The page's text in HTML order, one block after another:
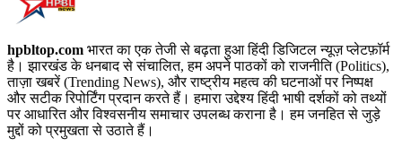
hpbltop.com भारत का एक तेजी से बढ़ता हुआ हिंदी डिजिटल न्यूज़ प्लेटफ़ॉर्म
है। झारखंड के धनबाद से संचालित, हम अपने पाठकों को राजनीति (Politics),
ताज़ा खबरें (Trending News), और राष्ट्रीय महत्व की घटनाओं पर निष्पक्ष
और सटीक रिपोर्टिंग प्रदान करते हैं। हमारा उद्देश्य हिंदी भाषी दर्शकों को तथ्यों
पर आधारित और विश्वसनीय समाचार उपलब्ध कराना है। हम जनहित से जुड़े
मुद्दों को प्रमुखता से उठाते हैं।